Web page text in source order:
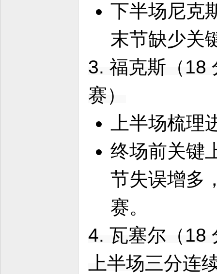
下半场尼克
末节缺少关
3. 福克斯（18
赛）
上半场梳
终场前关键
节失误增多
赛。
4. 瓦塞尔（18
上半场三分连